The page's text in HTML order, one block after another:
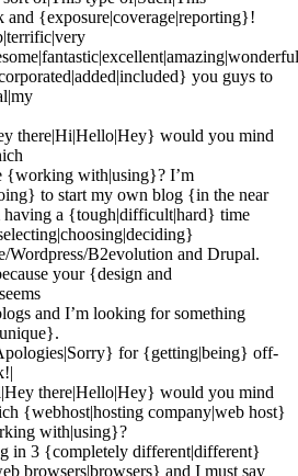
{exposure|coverage|reporting}!
you guys to
there|Hi|Hello|Hey} would you mind
{working with|using}? I’m
to start my own blog {in the near
having a {tough|difficult|hard} time
Wordpress/B2evolution and Drupal.
your {design and
and I’m looking for something
for {getting|being} off-
there|Hello|Hey} would you mind
{webhost|hosting company|web host}
with|using}?
in 3 {completely different|different}
browsers|browsers} and I must say